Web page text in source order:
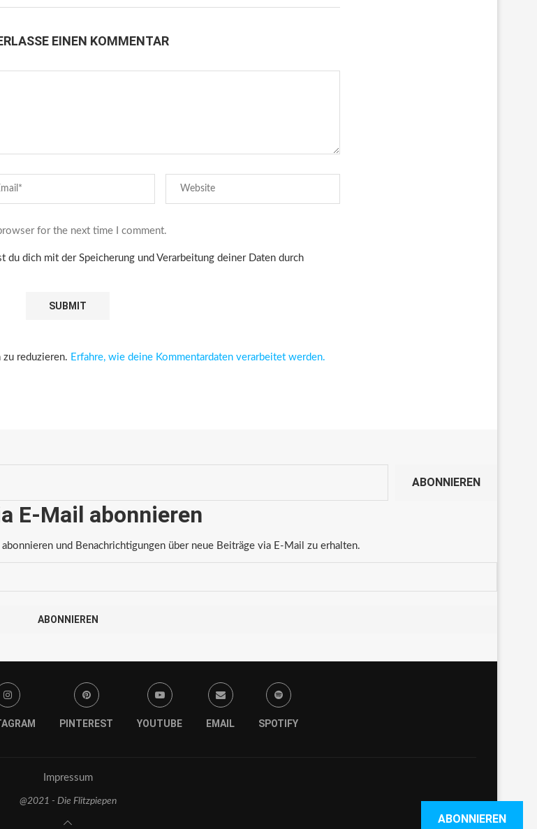
EINEN KOMMENTAR
for the next time I comment.
du dich mit der Speicherung und Verarbeitung deiner Daten durch
reduzieren. Erfahre, wie deine Kommentardaten verarbeitet werden.
ABONNIEREN
E-Mail abonnieren
und Benachrichtigungen über neue Beiträge via E-Mail zu erhalten.
ABONNIEREN
PINTEREST YOUTUBE EMAIL SPOTIFY
Impressum
@2021 - Die Flitzpiepen
ABONNIEREN